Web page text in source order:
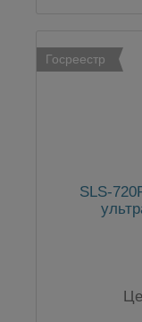
Госреестр
SLS-